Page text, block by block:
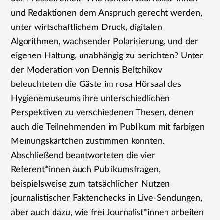
und Redaktionen dem Anspruch gerecht werden,
unter wirtschaftlichem Druck, digitalen
Algorithmen, wachsender Polarisierung, und der
eigenen Haltung, unabhängig zu berichten? Unter
der Moderation von Dennis Beltchikov
beleuchteten die Gäste im rosa Hörsaal des
Hygienemuseums ihre unterschiedlichen
Perspektiven zu verschiedenen Thesen, denen
auch die Teilnehmenden im Publikum mit farbigen
Meinungskärtchen zustimmen konnten.
Abschließend beantworteten die vier
Referent*innen auch Publikumsfragen,
beispielsweise zum tatsächlichen Nutzen
journalistischer Faktenchecks in Live-Sendungen,
aber auch dazu, wie frei Journalist*innen arbeiten